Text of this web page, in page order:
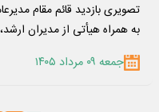
تصویری بازدید قائم مقام
به همراه هیأتی از مدیران
جمعه ۰۹ مرداد ۱۴۰۵